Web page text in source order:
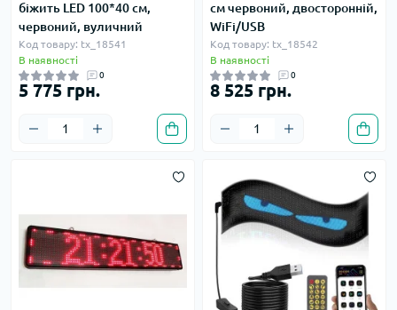
біжить LED 100*40 см,
червоний, вуличний
Код товару: tx_18541
В наявності
0
5 775 грн.
см червоний, двосторонній,
WiFi/USB
Код товару: tx_18542
В наявності
0
8 525 грн.